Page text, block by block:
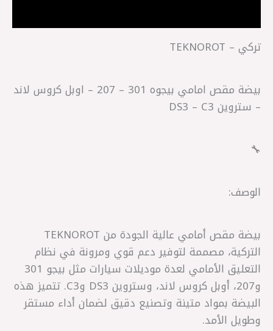
تركي – TEKNOROT
بيضة مقص امامي بيجوه 301 – 207 – اوبل كروس لاند
– ستروين DS3 – C3
🔧
الوصف:
بيضة مقص أمامي عالية الجودة من TEKNOROT
التركية، مصممة لتوفير دعم قوي ومرونة في نظام
التعليق الأمامي لعدة موديلات سيارات مثل بيجو 301
و207، أوبل كروس لاند، وستروين DS3 وC3. تتميز هذه
البيضة بمواد متينة وتصنيع دقيق لضمان أداء مستقر
وطويل الأمد.